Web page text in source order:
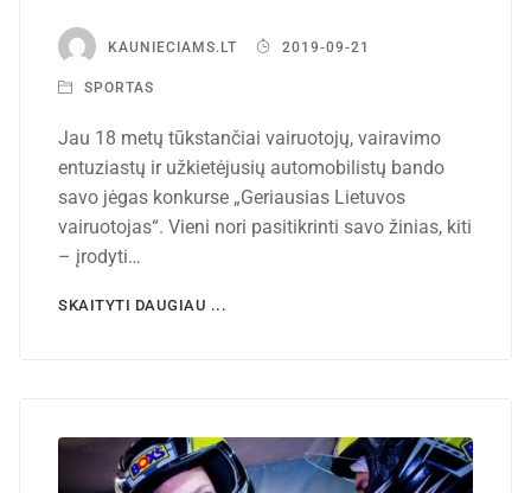
KAUNIECIAMS.LT 2019-09-21
SPORTAS
Jau 18 metų tūkstančiai vairuotojų, vairavimo
entuziastų ir užkietėjusių automobilistų bando
savo jėgas konkurse „Geriausias Lietuvos
vairuotojas“. Vieni nori pasitikrinti savo žinias, kiti
– įrodyti…
SKAITYTI DAUGIAU ...